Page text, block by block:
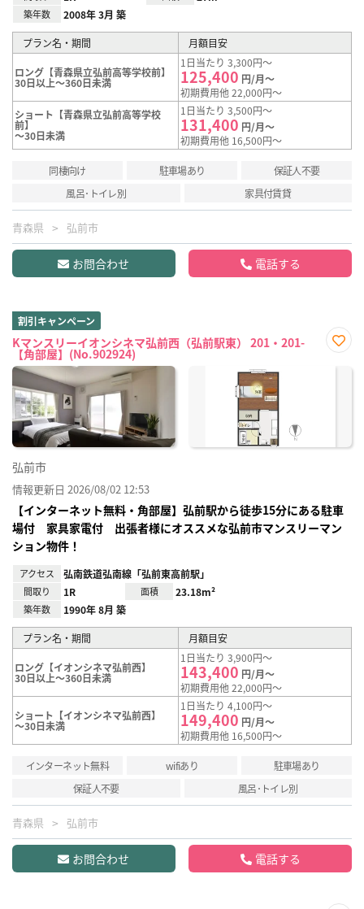
築年数 2008年 3月 築
プラン名・期間 月額目安
ロング【青森県立弘前高等学校前】
30日以上～360日未満
1日当たり 3,300円～
125,400 円/月～
初期費用他 22,000円～
ショート【青森県立弘前高等学校
前】
～30日未満
1日当たり 3,500円～
131,400 円/月～
初期費用他 16,500円～
同棲向け 駐車場あり
保証人不要
風呂･トイレ別
家具付賃貸
青森県 弘前市
お問合わせ 電話する
割引キャンペーン
Kマンスリーイオンシネマ弘前西（弘前駅東） 201・201-
【角部屋】(No.902924)
に入
弘前市
情報更新日 2026/08/02 12:53
【インターネット無料・角部屋】弘前駅から徒歩15分にある駐車
場付 家具家電付 出張者様にオススメな弘前市マンスリーマン
ション物件！
アクセス 弘南鉄道弘南線「弘前東高前駅」
間取り 1R 面積 23.18m²
築年数 1990年 8月 築
プラン名・期間 月額目安
ロング【イオンシネマ弘前西】
30日以上～360日未満
1日当たり 3,900円～
143,400 円/月～
初期費用他 22,000円～
ショート【イオンシネマ弘前西】
～30日未満
1日当たり 4,100円～
149,400 円/月～
初期費用他 16,500円～
インターネット無料 wifiあり
駐車場あり
保証人不要
風呂･トイレ別
青森県 弘前市
お問合わせ 電話する